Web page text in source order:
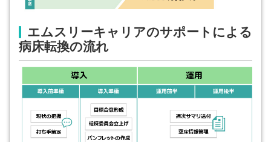
エムスリーキャリアのサポートによる
病床転換の流れ